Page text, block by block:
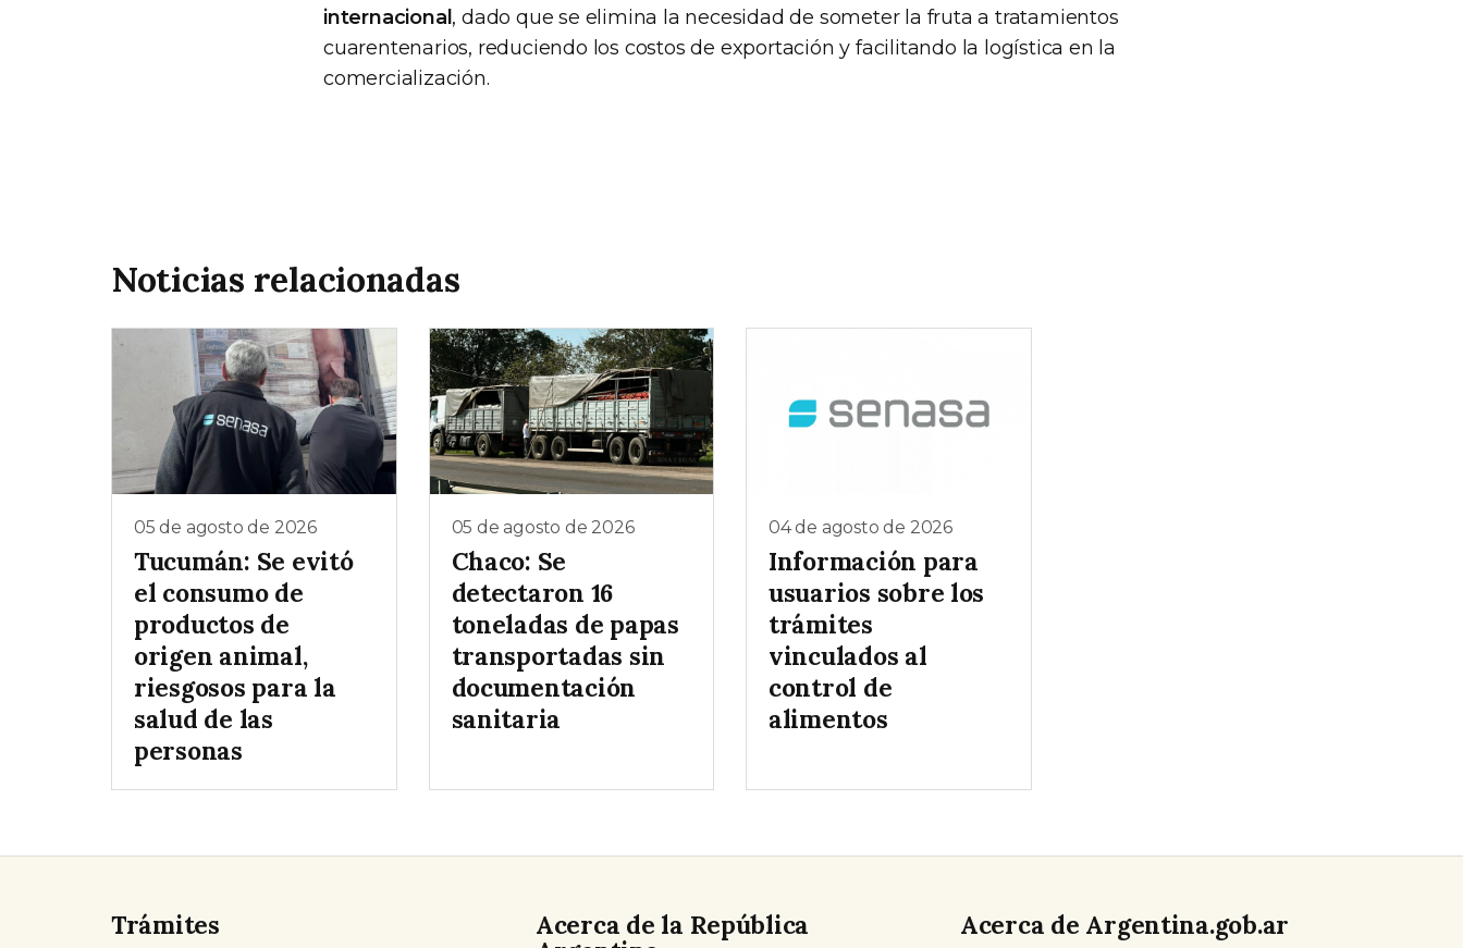
internacional , dado que se elimina la necesidad de someter la fruta a tratamientos
cuarentenarios, reduciendo los costos de exportación y facilitando la logística en la
comercialización.
Noticias relacionadas
05 de agosto de 2026
Tucumán: Se evitó
el consumo de
productos de
origen animal,
riesgosos para la
salud de las
personas
05 de agosto de 2026
Chaco: Se
detectaron 16
toneladas de papas
transportadas sin
documentación
sanitaria
04 de agosto de 2026
Información para
usuarios sobre los
trámites
vinculados al
control de
alimentos
Trámites
Acerca de la República
Acerca de Argentina.gob.ar